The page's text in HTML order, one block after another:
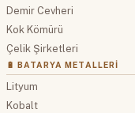
Demir Cevheri
Kok Kömürü
Çelik Şirketleri
🔋 BATARYA METALLERI
Lityum
Kobalt